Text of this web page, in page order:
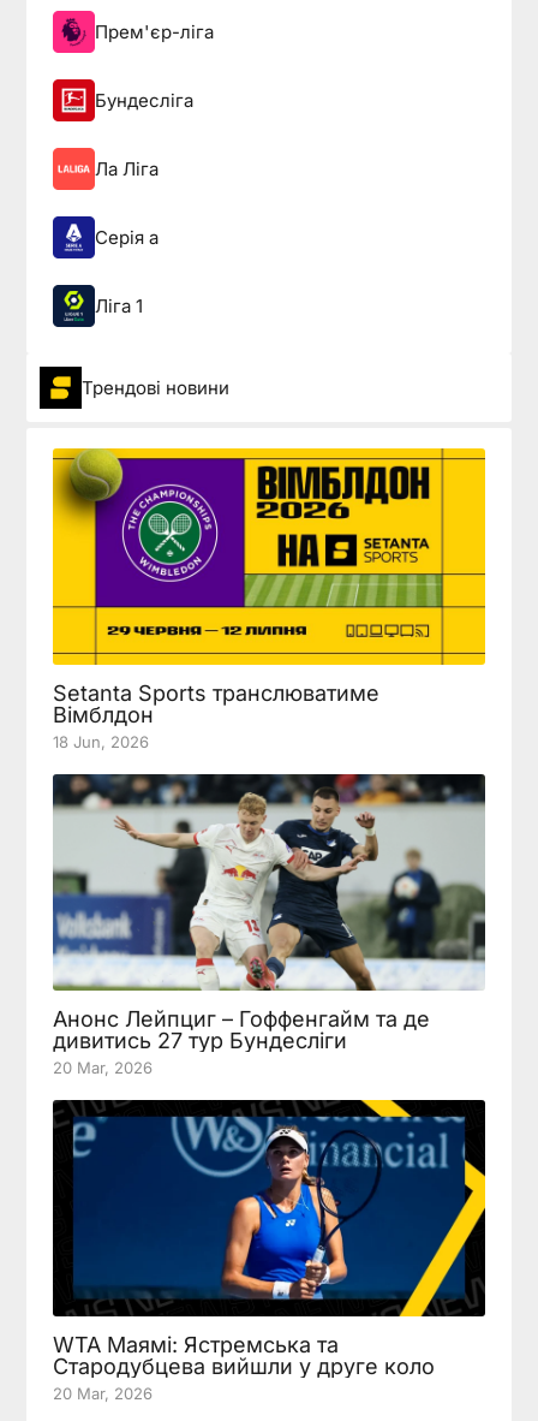
Прем'єр-ліга
Бундесліга
Ла Ліга
Серія а
Ліга 1
Трендові новини
Setanta Sports транслюватиме
Вімблдон
18 Jun, 2026
Анонс Лейпциг – Гоффенгайм та де
дивитись 27 тур Бундесліги
20 Mar, 2026
WTA Маямі: Ястремська та
Стародубцева вийшли у друге коло
20 Mar, 2026